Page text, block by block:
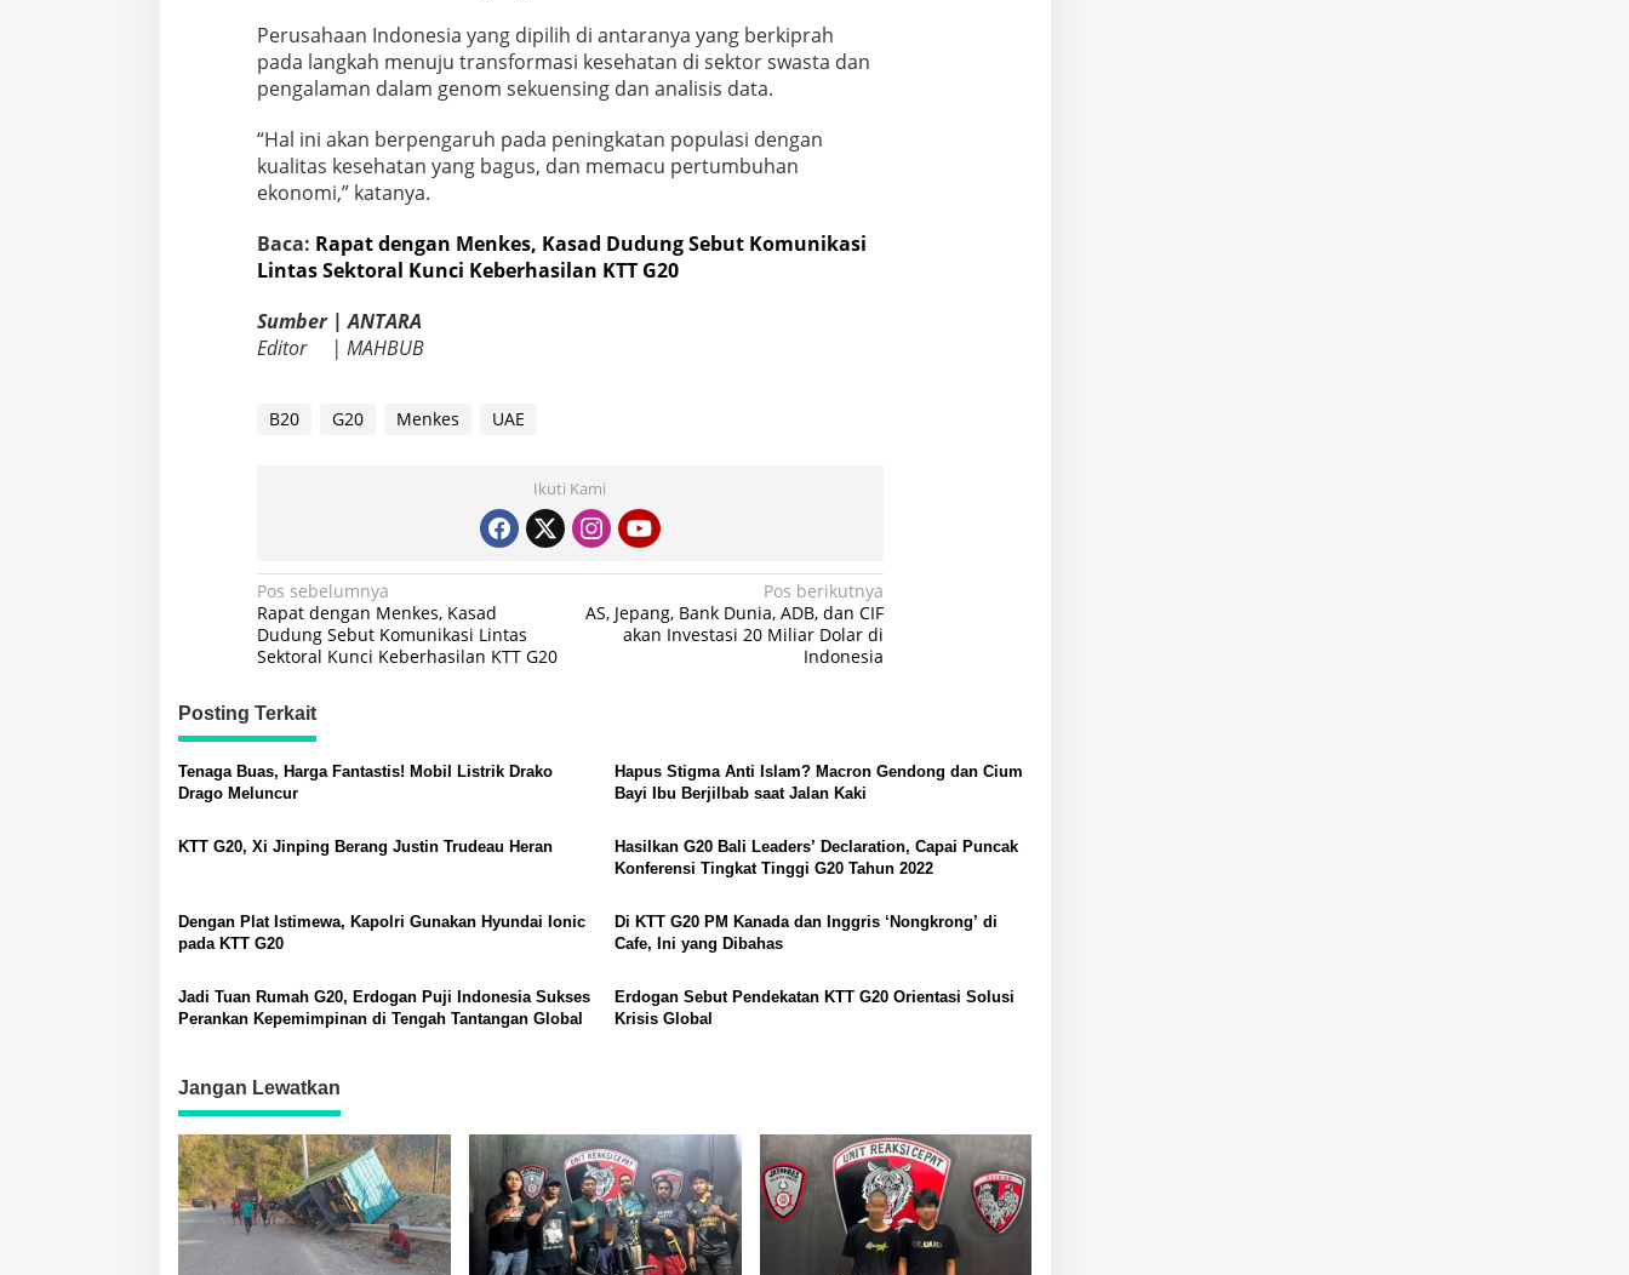
Perusahaan Indonesia yang dipilih di antaranya yang berkiprah
pada langkah menuju transformasi kesehatan di sektor swasta dan
pengalaman dalam genom sekuensing dan analisis data.
“Hal ini akan berpengaruh pada peningkatan populasi dengan
kualitas kesehatan yang bagus, dan memacu pertumbuhan
ekonomi,” katanya.
Baca: Rapat dengan Menkes, Kasad Dudung Sebut Komunikasi
Lintas Sektoral Kunci Keberhasilan KTT G20
Sumber | ANTARA
Editor | MAHBUB
B20 G20 Menkes UAE
Ikuti Kami
Navigasi
pos
Pos sebelumnya
Rapat dengan Menkes, Kasad
Dudung Sebut Komunikasi Lintas
Sektoral Kunci Keberhasilan KTT G20
Pos berikutnya
AS, Jepang, Bank Dunia, ADB, dan CIF
akan Investasi 20 Miliar Dolar di
Indonesia
Posting Terkait
Tenaga Buas, Harga Fantastis! Mobil Listrik Drako
Drago Meluncur
Hapus Stigma Anti Islam? Macron Gendong dan Cium
Bayi Ibu Berjilbab saat Jalan Kaki
KTT G20, Xi Jinping Berang Justin Trudeau Heran
Hasilkan G20 Bali Leaders’ Declaration, Capai Puncak
Konferensi Tingkat Tinggi G20 Tahun 2022
Dengan Plat Istimewa, Kapolri Gunakan Hyundai Ionic
pada KTT G20
Di KTT G20 PM Kanada dan Inggris ‘Nongkrong’ di
Cafe, Ini yang Dibahas
Jadi Tuan Rumah G20, Erdogan Puji Indonesia Sukses
Perankan Kepemimpinan di Tengah Tantangan Global
Erdogan Sebut Pendekatan KTT G20 Orientasi Solusi
Krisis Global
Jangan Lewatkan